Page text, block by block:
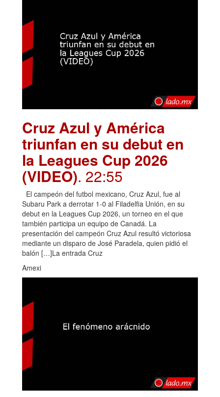
Cruz Azul y América
triunfan en su debut en
la Leagues Cup 2026
(VIDEO). 22:55
El campeón del futbol mexicano, Cruz Azul, fue al
Subaru Park a derrotar 1-0 al Filadelfia Unión, en su
debut en la Leagues Cup 2026, un torneo en el que
también participa un equipo de Canadá. La
presentación del campeón Cruz Azul resultó victoriosa
mediante un disparo de José Paradela, quien pidió el
balón […]La entrada Cruz
Amexi